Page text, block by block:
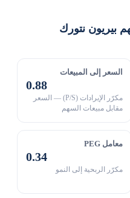
بيريون نتورك
السعر إلى المبيعات
0.88
مكرّر الإيرادات (P/S) — السعر
مقابل مبيعات السهم
معامل PEG
0.34
مكرّر الربحية إلى النمو